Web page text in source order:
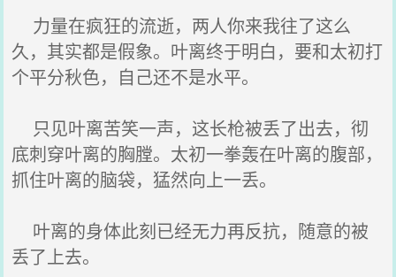
力量在疯狂的流逝，两人你来我往了这么
久，其实都是假象。叶离终于明白，要和太初打
个平分秋色，自己还不是水平。
只见叶离苦笑一声，这长枪被丢了出去，彻
底刺穿叶离的胸膛。太初一拳轰在叶离的腹部，
抓住叶离的脑袋，猛然向上一丢。
叶离的身体此刻已经无力再反抗，随意的被
丢了上去。